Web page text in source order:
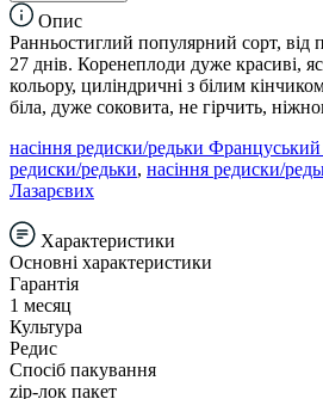
Опис
Ранньостиглий популярний сорт, від
27 днів. Коренеплоди дуже красиві,
кольору, циліндричні з білим
біла, дуже соковита, не гірчить,
насіння редиски/редьки Француський
редиски/редьки, насіння редиски/
Лазарєвих
Характеристики
Основні характеристики
Гарантія
1 месяц
Культура
Редис
Спосіб пакування
zip-лок пакет